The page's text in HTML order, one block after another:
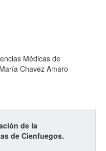
Médicas de
Chavez Amaro
de la
de Cienfuegos.